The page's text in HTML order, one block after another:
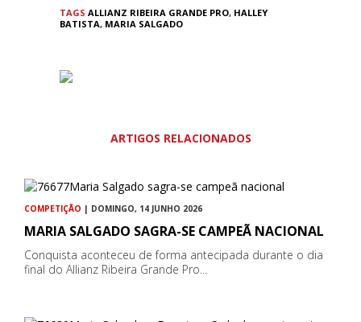
TAGS ALLIANZ RIBEIRA GRANDE PRO, HALLEY
BATISTA, MARIA SALGADO
ARTIGOS RELACIONADOS
COMPETIÇÃO | DOMINGO, 14 JUNHO 2026
MARIA SALGADO SAGRA-SE CAMPEÃ NACIONAL
Conquista aconteceu de forma antecipada durante o dia
final do Allianz Ribeira Grande Pro...